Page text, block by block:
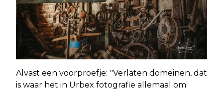
Alvast een voorproefje: ''Verlaten domeinen, dat
is waar het in Urbex fotografie allemaal om